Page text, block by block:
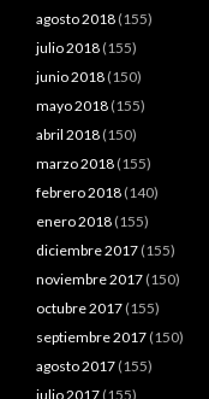
agosto 2018 (155)
julio 2018 (155)
junio 2018 (150)
mayo 2018 (155)
abril 2018 (150)
marzo 2018 (155)
febrero 2018 (140)
enero 2018 (155)
diciembre 2017 (155)
noviembre 2017 (150)
octubre 2017 (155)
septiembre 2017 (150)
agosto 2017 (155)
julio 2017 (155)